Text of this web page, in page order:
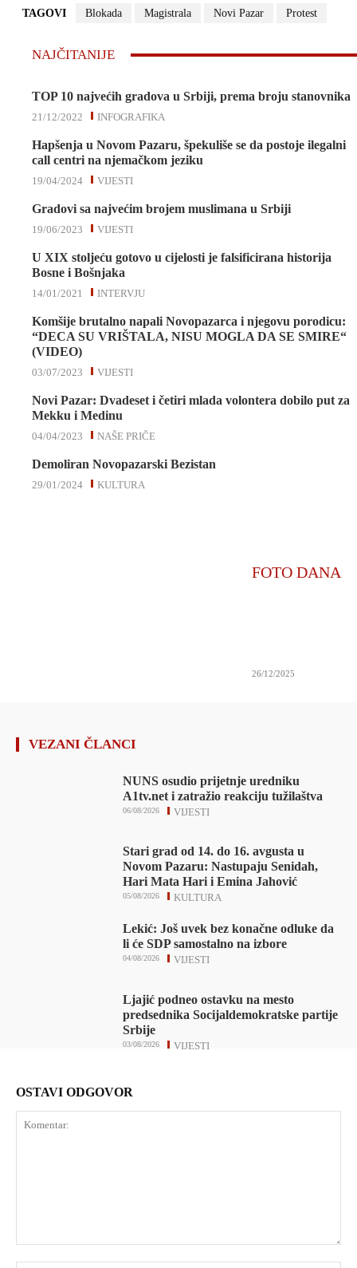
TAGOVI Blokada Magistrala Novi Pazar Protest
NAJČITANIJE
TOP 10 najvećih gradova u Srbiji, prema broju stanovnika
INFOGRAFIKA
21/12/2022
Hapšenja u Novom Pazaru, špekuliše se da postoje ilegalni
call centri na njemačkom jeziku
VIJESTI
19/04/2024
Gradovi sa najvećim brojem muslimana u Srbiji
VIJESTI
19/06/2023
U XIX stoljeću gotovo u cijelosti je falsificirana historija
Bosne i Bošnjaka
INTERVJU
14/01/2021
Komšije brutalno napali Novopazarca i njegovu porodicu:
“DECA SU VRIŠTALA, NISU MOGLA DA SE SMIRE“
(VIDEO)
VIJESTI
03/07/2023
Novi Pazar: Dvadeset i četiri mlada volontera dobilo put za
Mekku i Medinu
NAŠE PRIČE
04/04/2023
Demoliran Novopazarski Bezistan
KULTURA
29/01/2024
FOTO DANA
26/12/2025
VEZANI ČLANCI
NUNS osudio prijetnje uredniku
A1tv.net i zatražio reakciju tužilaštva
VIJESTI
06/08/2026
Stari grad od 14. do 16. avgusta u
Novom Pazaru: Nastupaju Senidah,
Hari Mata Hari i Emina Jahović
KULTURA
05/08/2026
Lekić: Još uvek bez konačne odluke da
li će SDP samostalno na izbore
VIJESTI
04/08/2026
Ljajić podneo ostavku na mesto
predsednika Socijaldemokratske partije
Srbije
VIJESTI
03/08/2026
OSTAVI ODGOVOR